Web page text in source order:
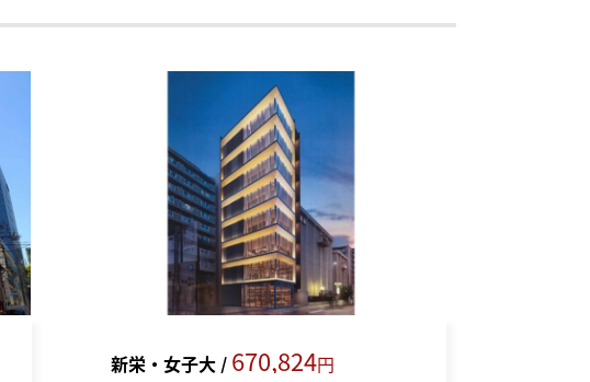
新栄・女子大 / 670,824円